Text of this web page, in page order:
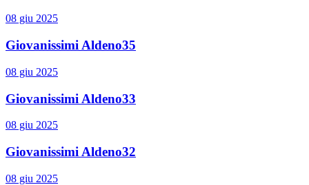
08 giu 2025
Giovanissimi Aldeno35
08 giu 2025
Giovanissimi Aldeno33
08 giu 2025
Giovanissimi Aldeno32
08 giu 2025